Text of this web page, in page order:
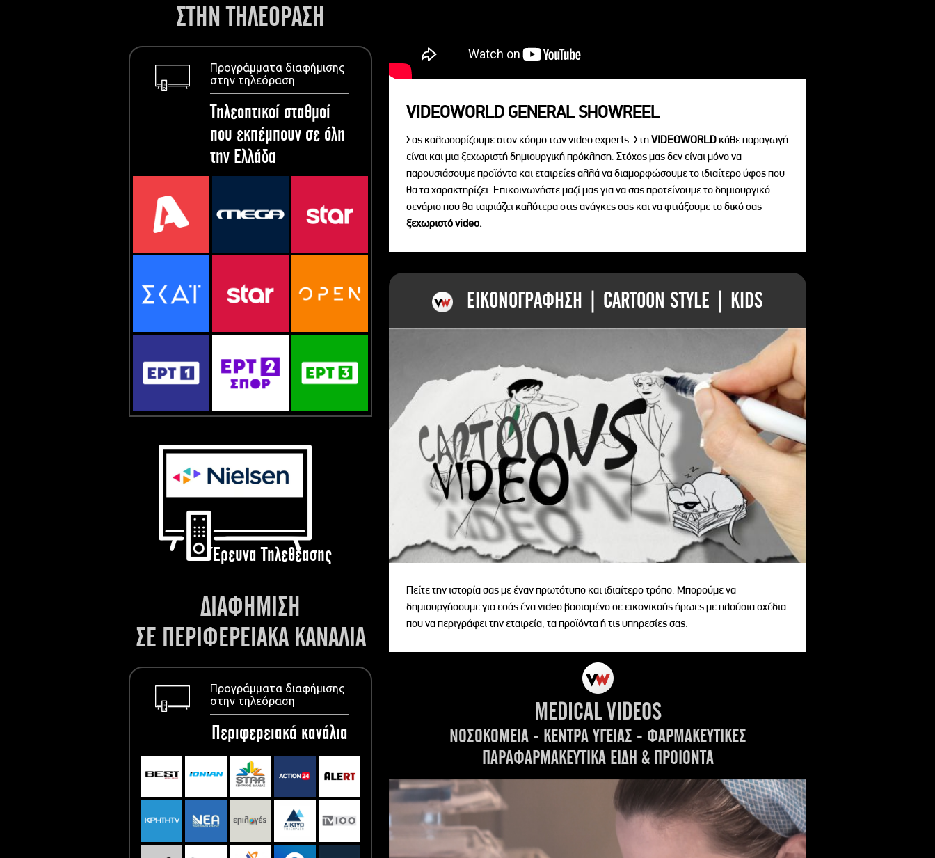
ΣΤΗΝ ΤΗΛΕΟΡΑΣΗ
Προγράμματα διαφήμισης
στην τηλεόραση
Τηλεοπτικοί σταθμοί
που εκπέμπουν σε όλη
την Ελλάδα
Έρευνα Τηλεθέασης
ΔΙΑΦΗΜΙΣΗ
ΣΕ ΠΕΡΙΦΕΡΕΙΑΚΑ ΚΑΝΑΛΙΑ
Προγράμματα διαφήμισης
στην τηλεόραση
Περιφερειακά κανάλια
VIDEOWORLD GENERAL SHOWREEL
Σας καλωσορίζουμε στον κόσμο των video experts. ΣτηVIDEOWORLD κάθε παραγωγή
είναι και μια ξεχωριστή δημιουργική πρόκληση. Στόχος μας δεν είναι μόνο να
παρουσιάσουμε προϊόντα και εταιρείες αλλά να διαμορφώσουμε το ιδιαίτερο ύφος που
θα τα χαρακτηρίζει. Επικοινωνήστε μαζί μας για να σας προτείνουμε το δημιουργικό
σενάριο που θα ταιριάζει καλύτερα στις ανάγκες σας και να φτιάξουμε το δικό σας
ξεχωριστό videο.
ΕΙΚΟΝΟΓΡΑΦΗΣΗ | CARTOON STYLE | KIDS
Πείτε την ιστορία σας με έναν πρωτότυπο και ιδιαίτερο τρόπο. Μπορούμε να
δημιουργήσουμε για εσάς ένα video βασισμένο σε εικονικούς ήρωες με πλούσια σχέδια
που να περιγράφει την εταιρεία, τα προϊόντα ή τις υπηρεσίες σας.
MEDICAL VIDEOS
ΝΟΣΟΚΟΜΕΙΑ - ΚΕΝΤΡΑ ΥΓΕΙΑΣ - ΦΑΡΜΑΚΕΥΤΙΚΕΣ
ΠΑΡΑΦΑΡΜΑΚΕΥΤΙΚΑ ΕΙΔΗ & ΠΡΟΙΟΝΤΑ